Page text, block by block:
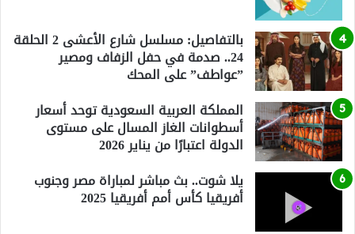
بالتفاصيل: مسلسل شارع الأعشى 2 الحلقة
24.. صدمة في حفل الزفاف ومصير
”عواطف” على المحك
المملكة العربية السعودية توحد أسعار
أسطوانات الغاز المسال على مستوى
الدولة اعتبارًا من يناير 2026
يلا شوت.. بث مباشر لمباراة مصر وجنوب
أفريقيا كأس أمم أفريقيا 2025